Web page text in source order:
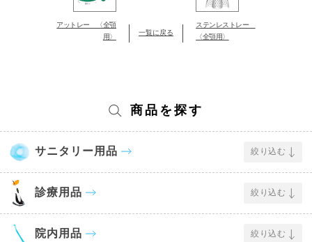
アットレー 〈全顎
用〉
一覧に戻る
ステンレストレー
〈全顎用〉
商品を探す
サニタリー用品 絞り込む
診療用品 絞り込む
院内用品 絞り込む